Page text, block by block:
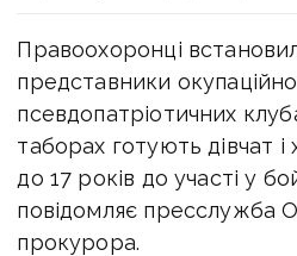
Правоохоронці
представники
псевдопатріотичних
таборах готують дівчат і
до 17 років до участі у
повідомляє пресслужба
прокурора.